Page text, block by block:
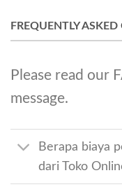
FREQUENTLY
Please read our
message.
Berapa biaya
dari Toko